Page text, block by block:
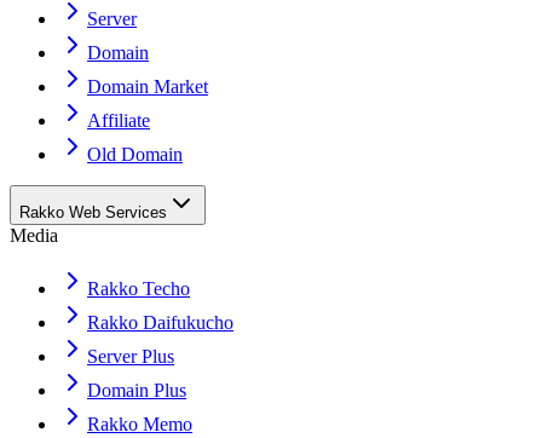
Server
Domain
Domain Market
Affiliate
Old Domain
Rakko Web Services
Media
Rakko Techo
Rakko Daifukucho
Server Plus
Domain Plus
Rakko Memo